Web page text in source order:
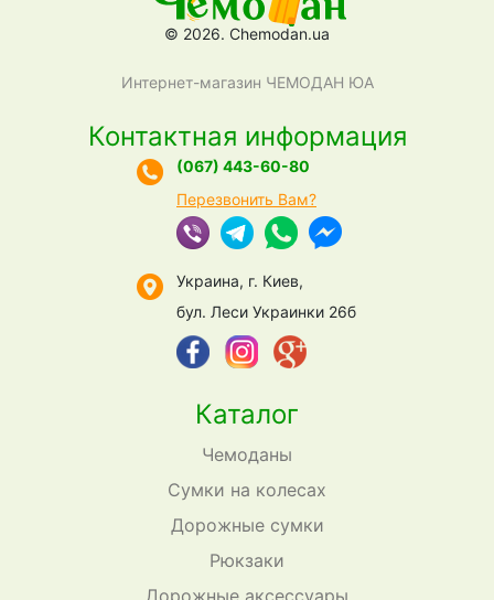
© 2026. Chemodan.ua
Интернет-магазин ЧЕМОДАН ЮА
Каталог
Чемоданы
Сумки на колесах
Дорожные сумки
Рюкзаки
Контактная информация
(067) 443-60-80
Перезвонить Вам?
Украина, г. Киев,
бул. Леси Украинки 26б